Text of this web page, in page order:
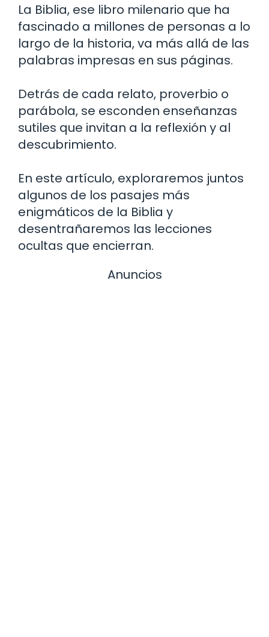
La Biblia, ese libro milenario que ha
fascinado a millones de personas a lo
largo de la historia, va más allá de las
palabras impresas en sus páginas.
Detrás de cada relato, proverbio o
parábola, se esconden enseñanzas
sutiles que invitan a la reflexión y al
descubrimiento.
En este artículo, exploraremos juntos
algunos de los pasajes más
enigmáticos de la Biblia y
desentrañaremos las lecciones
ocultas que encierran.
Anuncios